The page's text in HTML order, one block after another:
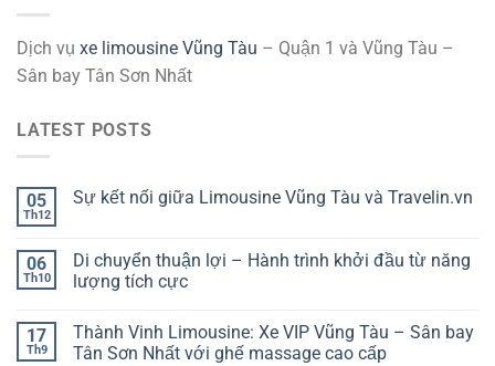
Dịch vụ xe limousine Vũng Tàu – Quận 1 và Vũng Tàu –
Sân bay Tân Sơn Nhất
LATEST POSTS
05
Th12
Sự kết nối giữa Limousine Vũng Tàu và Travelin.vn
06
Th10
Di chuyển thuận lợi – Hành trình khởi đầu từ năng
lượng tích cực
17
Th9
Thành Vinh Limousine: Xe VIP Vũng Tàu – Sân bay
Tân Sơn Nhất với ghế massage cao cấp